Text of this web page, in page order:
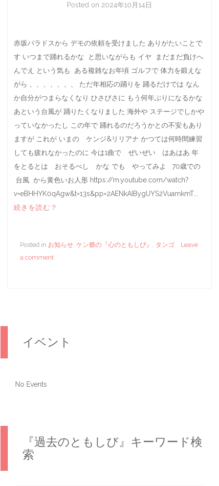
Posted on 2024年10月14日
赤坂パラドスから デモの依頼を受けました ありがたいことで
す いつまで踊れるかな と思いながらも イヤ まだまだ負けへ
んでえ という気も ある複雑なお年頃 ゴルフで 体力を鍛えな
がら 、、、、、、、 ただ年相応の踊りを 踊るだけでは なん
か自分がつまらなくなり ひさびさに もう何年ぶりになるかな
あという台風が 踊りたくなりました 海外や ステージでしかや
っていなかったし この年で 踊れるのだろうかとの不安もあり
ますが これが いまの ケンジ&リリアナ かつては何時間練習
しても疲れなかったのに 今は1曲で ぜいぜい はあはあ 年
をとるとは おそるべし かな でも やってみよ 70歳での
台風 から黄色いお人形 https://m.youtube.com/watch?
v=eBHHYK0qAgw&t=13s&pp=2AENkAIBygUYS2VuamkmT...
続きを読む？
Posted in お知らせ ケン爺の『心のともしび』 タンゴ
Leave
a comment
イベント
No Events
『過去のともしび』キーワード検
索